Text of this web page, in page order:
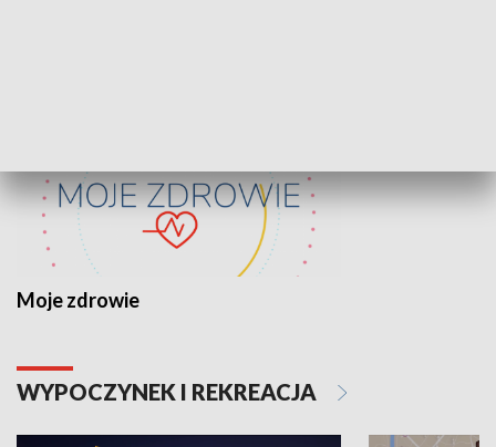
Moje zdrowie
WYPOCZYNEK I REKREACJA